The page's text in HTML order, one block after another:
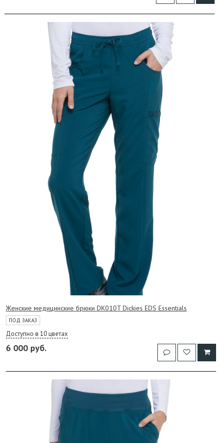
Женские медицинские брюки DK010T Dickies EDS Essentials
ПОД ЗАКАЗ
Доступно в 10 цветах
6 000 руб.